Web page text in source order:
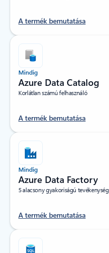
A termék bemutatása
Mindig
Azure Data Catalog
Korlátlan számú felhasználó
A termék bemutatása
Mindig
Azure Data Factory
5 alacsony gyakoriságú tevékenység
A termék bemutatása